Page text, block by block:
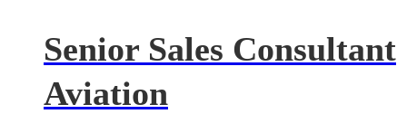
Senior Sales Consultant
Aviation